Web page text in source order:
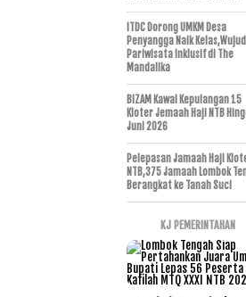
ITDC Dorong UMKM Desa
Penyangga Naik
Pariwisata Inklusif di The
Mandalika
BIZAM Kawal Kepulangan 15
Kloter Jemaah Haji NTB
Juni 2026
Pelepasan Jamaah Haji
NTB,375 Jamaah Lombok
Berangkat ke Tanah Suci
KJ PEMERINTAHAN